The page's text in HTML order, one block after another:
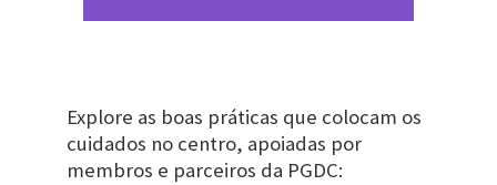
Explore as boas práticas que colocam os
cuidados no centro, apoiadas por
membros e parceiros da PGDC: